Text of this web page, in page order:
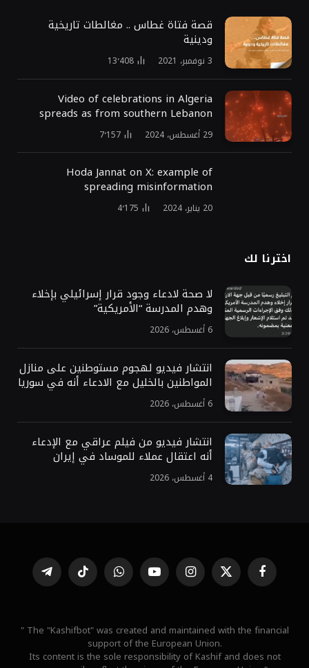
قصة فتاة غطاس .. مغالطات تاريخية
ودينية
3 نوفمبر، 2021 13٬408
Video of celebrations in Algeria
spreads as from southern Lebanon
29 أغسطس، 2024 7٬157
Hoda Jannat on X: example of
spreading misinformation
20 يناير، 2024 4٬175
اخترنا لك
لا صحة لادعاء وجود قرار إسرائيلي بإخلاء
وهدم المدرسة “الأمريكية”
6 أغسطس، 2026
انتشار فيديو لهجوم مستوطنين على منازل
المواطنين بالخليل مع الادعاء أنه في سوريا
6 أغسطس، 2026
انتشار فيديو من فيلم عراقي مع الإدعاء
أنه اعتقال عملاء للموساد في إيران
4 أغسطس، 2026
فيسبوك X
(Twitter)
الانستغراميوتيوب واتساب تيكتوك تيلقرام
" The "Kashifbot" was created and maintained with the financial
support of the European Union.
Its content is the sole responsibility of Kashif and does not